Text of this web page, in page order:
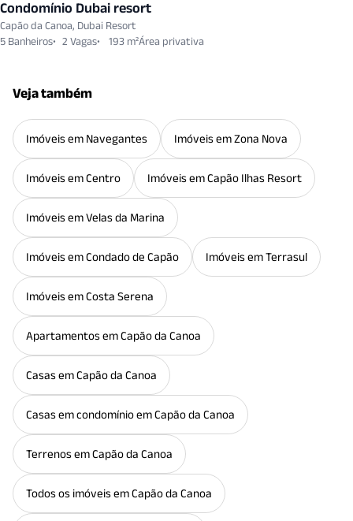
Condomínio Dubai resort
Capão da Canoa, Dubai Resort
5 Banheiros
2 Vagas 193 m²
Veja também
Imóveis em Navegantes
Imóveis em Zona Nova
Imóveis em Centro
Imóveis em Capão Ilhas Resort
Imóveis em Velas da Marina
Imóveis em Condado de Capão
Imóveis em Terrasul
Imóveis em Costa Serena
Apartamentos em Capão da Canoa
Casas em Capão da Canoa
Casas em condomínio em Capão da Canoa
Terrenos em Capão da Canoa
Todos os imóveis em Capão da Canoa